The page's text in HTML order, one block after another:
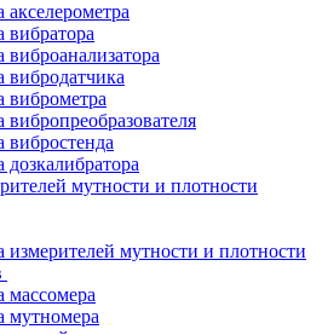
акселерометра
вибратора
виброанализатора
вибродатчика
виброметра
вибропреобразователя
вибростенда
дозкалибратора
мутности и плотности
измерителей мутности и плотности
массомера
мутномера